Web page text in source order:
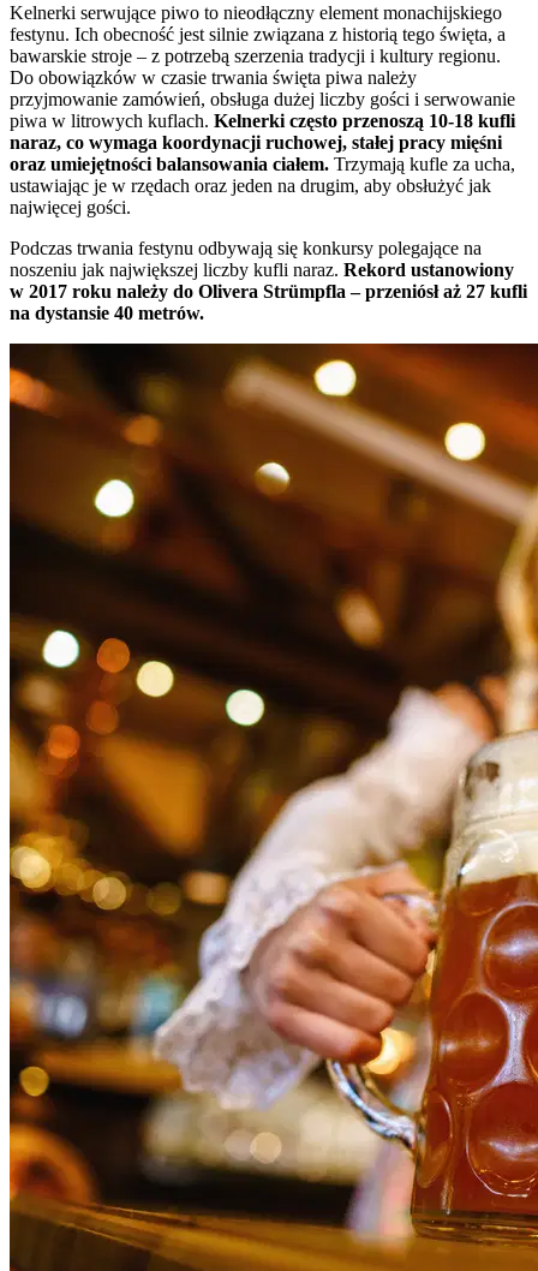
Kelnerki serwujące piwo to nieodłączny element monachijskiego
festynu. Ich obecność jest silnie związana z historią tego święta, a
bawarskie stroje – z potrzebą szerzenia tradycji i kultury regionu.
Do obowiązków w czasie trwania święta piwa należy
przyjmowanie zamówień, obsługa dużej liczby gości i serwowanie
piwa w litrowych kuflach. Kelnerki często przenoszą 10-18 kufli
naraz, co wymaga koordynacji ruchowej, stałej pracy mięśni
oraz umiejętności balansowania ciałem. Trzymają kufle za ucha,
ustawiając je w rzędach oraz jeden na drugim, aby obsłużyć jak
najwięcej gości.
Podczas trwania festynu odbywają się konkursy polegające na
noszeniu jak największej liczby kufli naraz. Rekord ustanowiony
w 2017 roku należy do Olivera Strümpfla – przeniósł aż 27 kufli
na dystansie 40 metrów.